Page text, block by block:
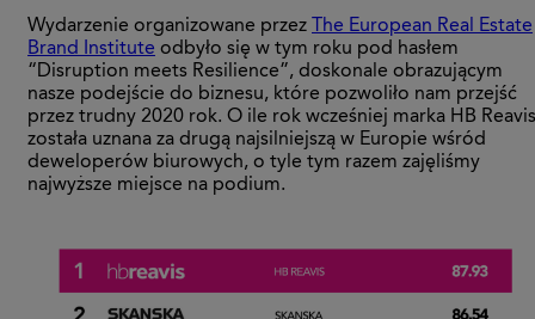
Wydarzenie organizowane przez The European Real Estate
Brand Institute odbyło się w tym roku pod hasłem
“Disruption meets Resilience”, doskonale obrazującym
nasze podejście do biznesu, które pozwoliło nam przejść
przez trudny 2020 rok. O ile rok wcześniej marka HB Reavis
została uznana za drugą najsilniejszą w Europie wśród
deweloperów biurowych, o tyle tym razem zajęliśmy
najwyższe miejsce na podium.